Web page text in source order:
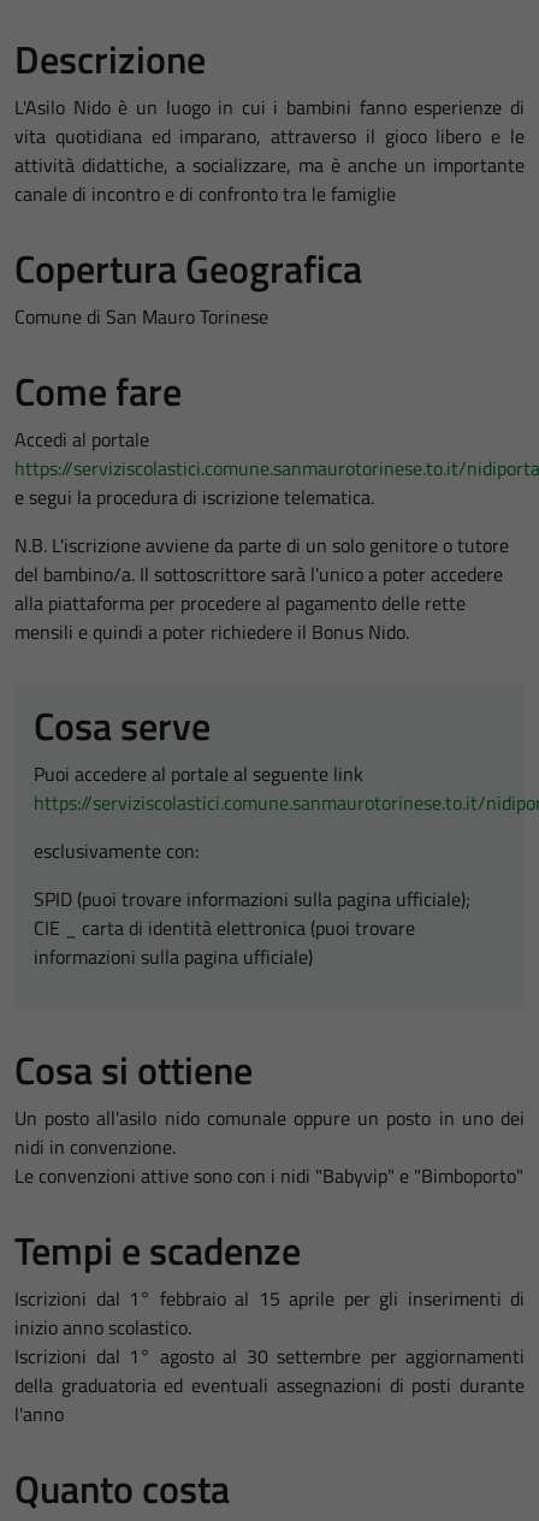
Descrizione
L'Asilo Nido è un luogo in cui i bambini fanno esperienze di
vita quotidiana ed imparano, attraverso il gioco libero e le
attività didattiche, a socializzare, ma è anche un importante
canale di incontro e di confronto tra le famiglie
Copertura Geografica
Comune di San Mauro Torinese
Come fare
Accedi al portale
https://serviziscolastici.comune.sanmaurotorinese.to.it/
e segui la procedura di iscrizione telematica.
N.B. L'iscrizione avviene da parte di un solo genitore o tutore
del bambino/a. Il sottoscrittore sarà l'unico a poter accedere
alla piattaforma per procedere al pagamento delle rette
mensili e quindi a poter richiedere il Bonus Nido.
Cosa serve
Puoi accedere al portale al seguente link
https://serviziscolastici.comune.sanmaurotorinese.to.it/
esclusivamente con:
SPID (puoi trovare informazioni sulla pagina ufficiale);
CIE _ carta di identità elettronica (puoi trovare
informazioni sulla pagina ufficiale)
Cosa si ottiene
Un posto all'asilo nido comunale oppure un posto in uno dei
nidi in convenzione.
Le convenzioni attive sono con i nidi "Babyvip" e "Bimboporto"
Tempi e scadenze
Iscrizioni dal 1° febbraio al 15 aprile per gli inserimenti di
inizio anno scolastico.
Iscrizioni dal 1° agosto al 30 settembre per aggiornamenti
della graduatoria ed eventuali assegnazioni di posti durante
l'anno
Quanto costa